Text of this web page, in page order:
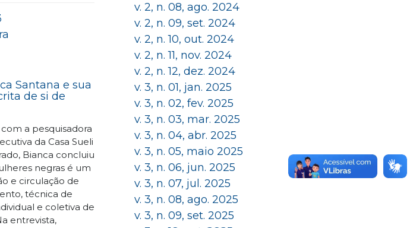
Santana e sua
de si de
a pesquisadora
da Casa Sueli
Bianca concluiu
negras é um
e circulação de
técnica de
e coletiva de
entrevista,
v. 2, n. 08, ago. 2024
v. 2, n. 09, set. 2024
v. 2, n. 10, out. 2024
v. 2, n. 11, nov. 2024
v. 2, n. 12, dez. 2024
v. 3, n. 01, jan. 2025
v. 3, n. 02, fev. 2025
v. 3, n. 03, mar. 2025
v. 3, n. 04, abr. 2025
v. 3, n. 05, maio 2025
v. 3, n. 06, jun. 2025
v. 3, n. 07, jul. 2025
v. 3, n. 08, ago. 2025
v. 3, n. 09, set. 2025